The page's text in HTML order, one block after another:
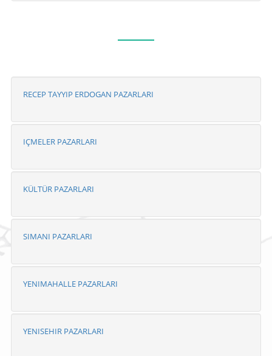
RECEP TAYYIP ERDOGAN PAZARLARI
IÇMELER PAZARLARI
KÜLTÜR PAZARLARI
SIMANI PAZARLARI
YENIMAHALLE PAZARLARI
YENISEHIR PAZARLARI